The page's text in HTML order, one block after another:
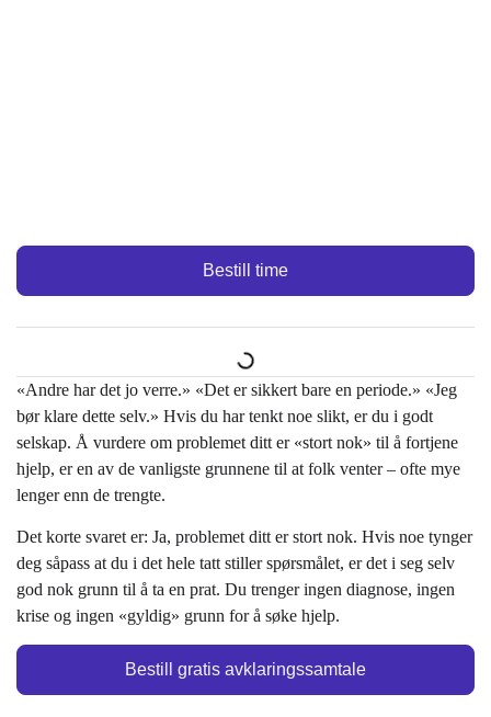
Bestill time
«Andre har det jo verre.» «Det er sikkert bare en periode.» «Jeg
bør klare dette selv.» Hvis du har tenkt noe slikt, er du i godt
selskap. Å vurdere om problemet ditt er «stort nok» til å fortjene
hjelp, er en av de vanligste grunnene til at folk venter – ofte mye
lenger enn de trengte.
Det korte svaret er: Ja, problemet ditt er stort nok. Hvis noe tynger
deg såpass at du i det hele tatt stiller spørsmålet, er det i seg selv
god nok grunn til å ta en prat. Du trenger ingen diagnose, ingen
krise og ingen «gyldig» grunn for å søke hjelp.
Bestill gratis avklaringssamtale